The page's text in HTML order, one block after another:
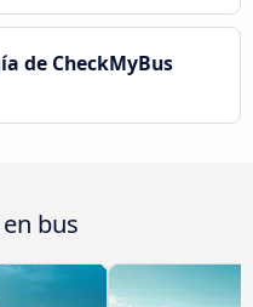
de CheckMyBus
bus